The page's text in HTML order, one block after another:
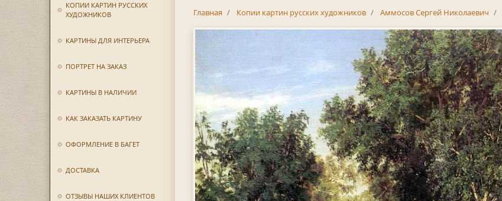
КОПИИ КАРТИН РУССКИХ
ХУДОЖНИКОВ
КАРТИНЫ ДЛЯ ИНТЕРЬЕРА
ПОРТРЕТ НА ЗАКАЗ
КАРТИНЫ В НАЛИЧИИ
КАК ЗАКАЗАТЬ КАРТИНУ
ОФОРМЛЕНИЕ В БАГЕТ
ДОСТАВКА
ОТЗЫВЫ НАШИХ КЛИЕНТОВ
Главная Копии картин русских художников Аммосов Сергей Николаевич